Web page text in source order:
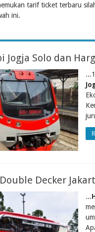
tarif ticket terbaru
ini.
Jogja Solo dan
Decker
...